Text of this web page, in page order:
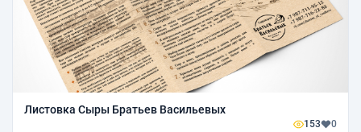
Листовка Сыры Братьев Васильевых
153 0